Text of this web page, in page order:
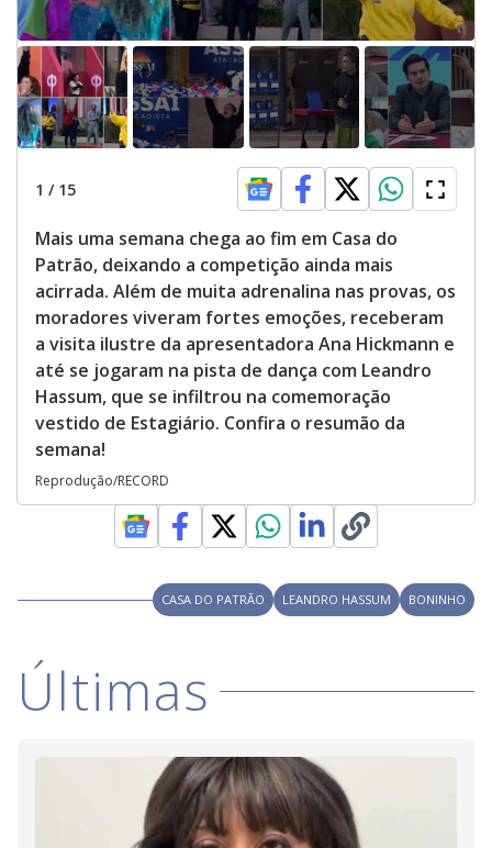
1 / 15
Mais uma semana chega ao fim em Casa do
Patrão, deixando a competição ainda mais
acirrada. Além de muita adrenalina nas provas, os
moradores viveram fortes emoções, receberam
a visita ilustre da apresentadora Ana Hickmann e
até se jogaram na pista de dança com Leandro
Hassum, que se infiltrou na comemoração
vestido de Estagiário. Confira o resumão da
semana!
Reprodução/RECORD
CASA DO PATRÃO LEANDRO HASSUM BONINHO
Últimas